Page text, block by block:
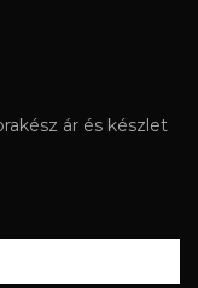
ár és készlet